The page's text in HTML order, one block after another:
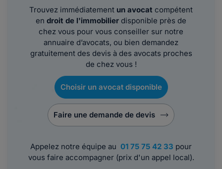
Trouvez immédiatement un avocat compétent
en droit de l'immobilier disponible près de
chez vous pour vous conseiller sur notre
annuaire d’avocats, ou bien demandez
gratuitement des devis à des avocats proches
de chez vous !
Choisir un avocat disponible
Faire une demande de devis
Appelez notre équipe au 01 75 75 42 33 pour
vous faire accompagner (prix d'un appel local).